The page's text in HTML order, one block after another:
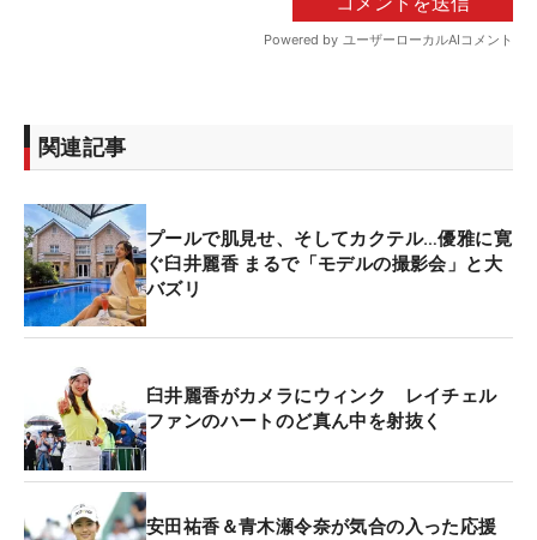
関連記事
プールで肌見せ、そしてカクテル…優雅に寛
ぐ臼井麗香 まるで「モデルの撮影会」と大
バズリ
臼井麗香がカメラにウィンク レイチェル
ファンのハートのど真ん中を射抜く
安田祐香＆青木瀬令奈が気合の入った応援